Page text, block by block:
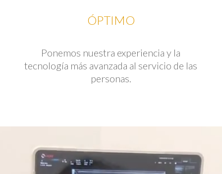
ÓPTIMO
Ponemos nuestra experiencia y la
tecnología más avanzada al servicio de las
personas.